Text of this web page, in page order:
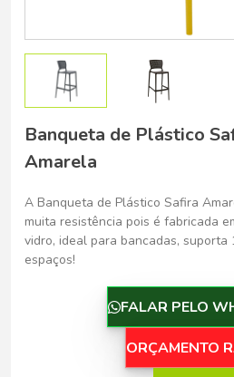
Banqueta de Plástico
Amarela
A Banqueta de Plástico Safira
muita resistência pois é fabricada
vidro, ideal para bancadas, suporta
espaços!
FALAR PELO
ORÇAMENTO